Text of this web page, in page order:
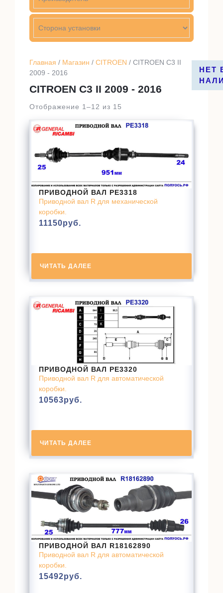
Главная / Магазин / CITROEN / CITROEN C3 II
2009 - 2016
CITROEN C3 II 2009 - 2016
Отображение 1–12 из 15
НЕТ
ПРИВОДНОЙ ВАЛ PE3318
Приводной вал R для механической
коробки.
11150руб.
ЧИТАТЬ ДАЛЕЕ
НЕТ
ПРИВОДНОЙ ВАЛ PE3320
Приводной вал R для автоматической
коробки.
10563руб.
ЧИТАТЬ ДАЛЕЕ
ПРИВОДНОЙ ВАЛ R18162890
Приводной вал R для автоматической
коробки.
15492руб.
НЕТ